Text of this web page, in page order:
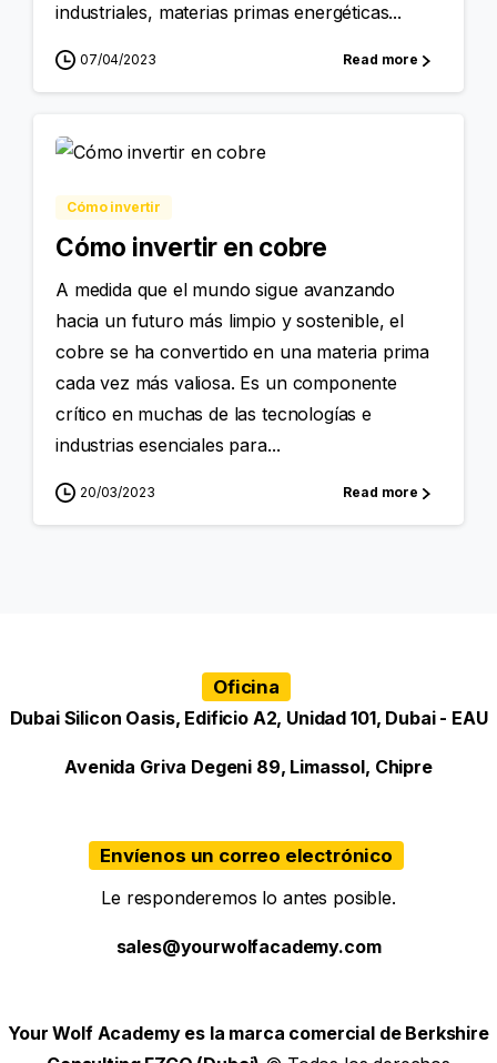
industriales, materias primas energéticas...
07/04/2023 Read more
Cómo invertir
Cómo invertir en cobre
A medida que el mundo sigue avanzando
hacia un futuro más limpio y sostenible, el
cobre se ha convertido en una materia prima
cada vez más valiosa. Es un componente
crítico en muchas de las tecnologías e
industrias esenciales para...
20/03/2023 Read more
Oficina
Dubai Silicon Oasis, Edificio A2, Unidad 101, Dubai - EAU
Avenida Griva Degeni 89, Limassol, Chipre
Envíenos un correo electrónico
Le responderemos lo antes posible.
sales@yourwolfacademy.com
Your Wolf Academy es la marca comercial de Berkshire